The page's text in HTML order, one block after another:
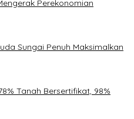
Perekonomian
Sungai Penuh Maksimalkan
Tanah Bersertifikat, 98%